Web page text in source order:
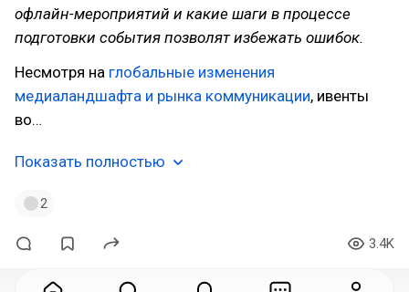
офлайн-мероприятий и какие шаги в процессе
подготовки события позволят избежать ошибок.
Несмотря на глобальные изменения
медиаландшафта и рынка коммуникации, ивенты
во…
Показать полностью
2
3.4K